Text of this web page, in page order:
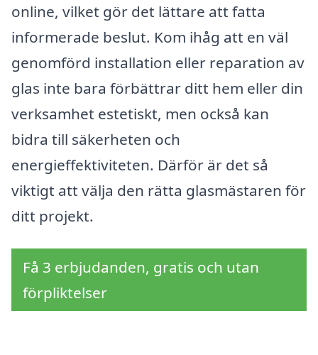
online, vilket gör det lättare att fatta
informerade beslut. Kom ihåg att en väl
genomförd installation eller reparation av
glas inte bara förbättrar ditt hem eller din
verksamhet estetiskt, men också kan
bidra till säkerheten och
energieffektiviteten. Därför är det så
viktigt att välja den rätta glasmästaren för
ditt projekt.
Få 3 erbjudanden, gratis och utan
förpliktelser